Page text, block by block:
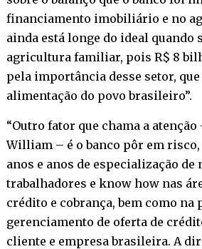
financiamento imobiliário e no
ainda está longe do ideal quando
agricultura familiar, pois R$ 8
pela importância desse setor,
alimentação do povo brasileiro”.
“Outro fator que chama a atenção
William – é o banco pôr em
anos e anos de especialização de
trabalhadores e know how nas
crédito e cobrança, bem como na
gerenciamento de oferta de
cliente e empresa brasileira. A